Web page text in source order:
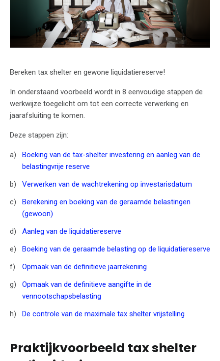
Bereken tax shelter en gewone liquidatiereserve!
In onderstaand voorbeeld wordt in 8 eenvoudige stappen de
werkwijze toegelicht om tot een correcte verwerking en
jaarafsluiting te komen.
Deze stappen zijn:
Boeking van de tax-shelter investering en aanleg van de
belastingvrije reserve
Verwerken van de wachtrekening op investarisdatum
Berekening en boeking van de geraamde belastingen
(gewoon)
Aanleg van de liquidatiereserve
Boeking van de geraamde belasting op de liquidatiereserve
Opmaak van de definitieve jaarrekening
Opmaak van de definitieve aangifte in de
vennootschapsbelasting
De controle van de maximale tax shelter vrijstelling
Praktijkvoorbeeld tax shelter